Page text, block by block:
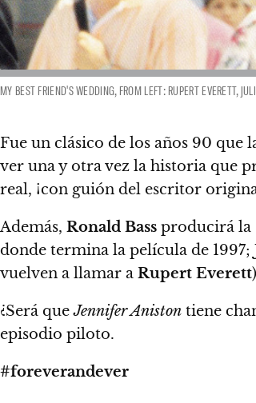
MY BEST FRIEND'S WEDDING, FROM LEFT: RUPERT EVERETT,
Fue un clásico de los años 90 que
ver una y otra vez la historia que
real, ¡con guión del escritor
Además, Ronald Bass producirá la
donde termina la película de 1997;
vuelven a llamar a Rupert Everett
¿Será queJennifer Aniston tiene
episodio piloto.
#foreverandever